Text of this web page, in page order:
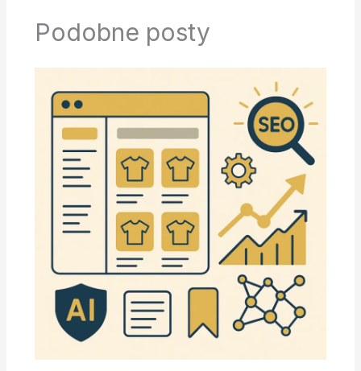
Podobne posty